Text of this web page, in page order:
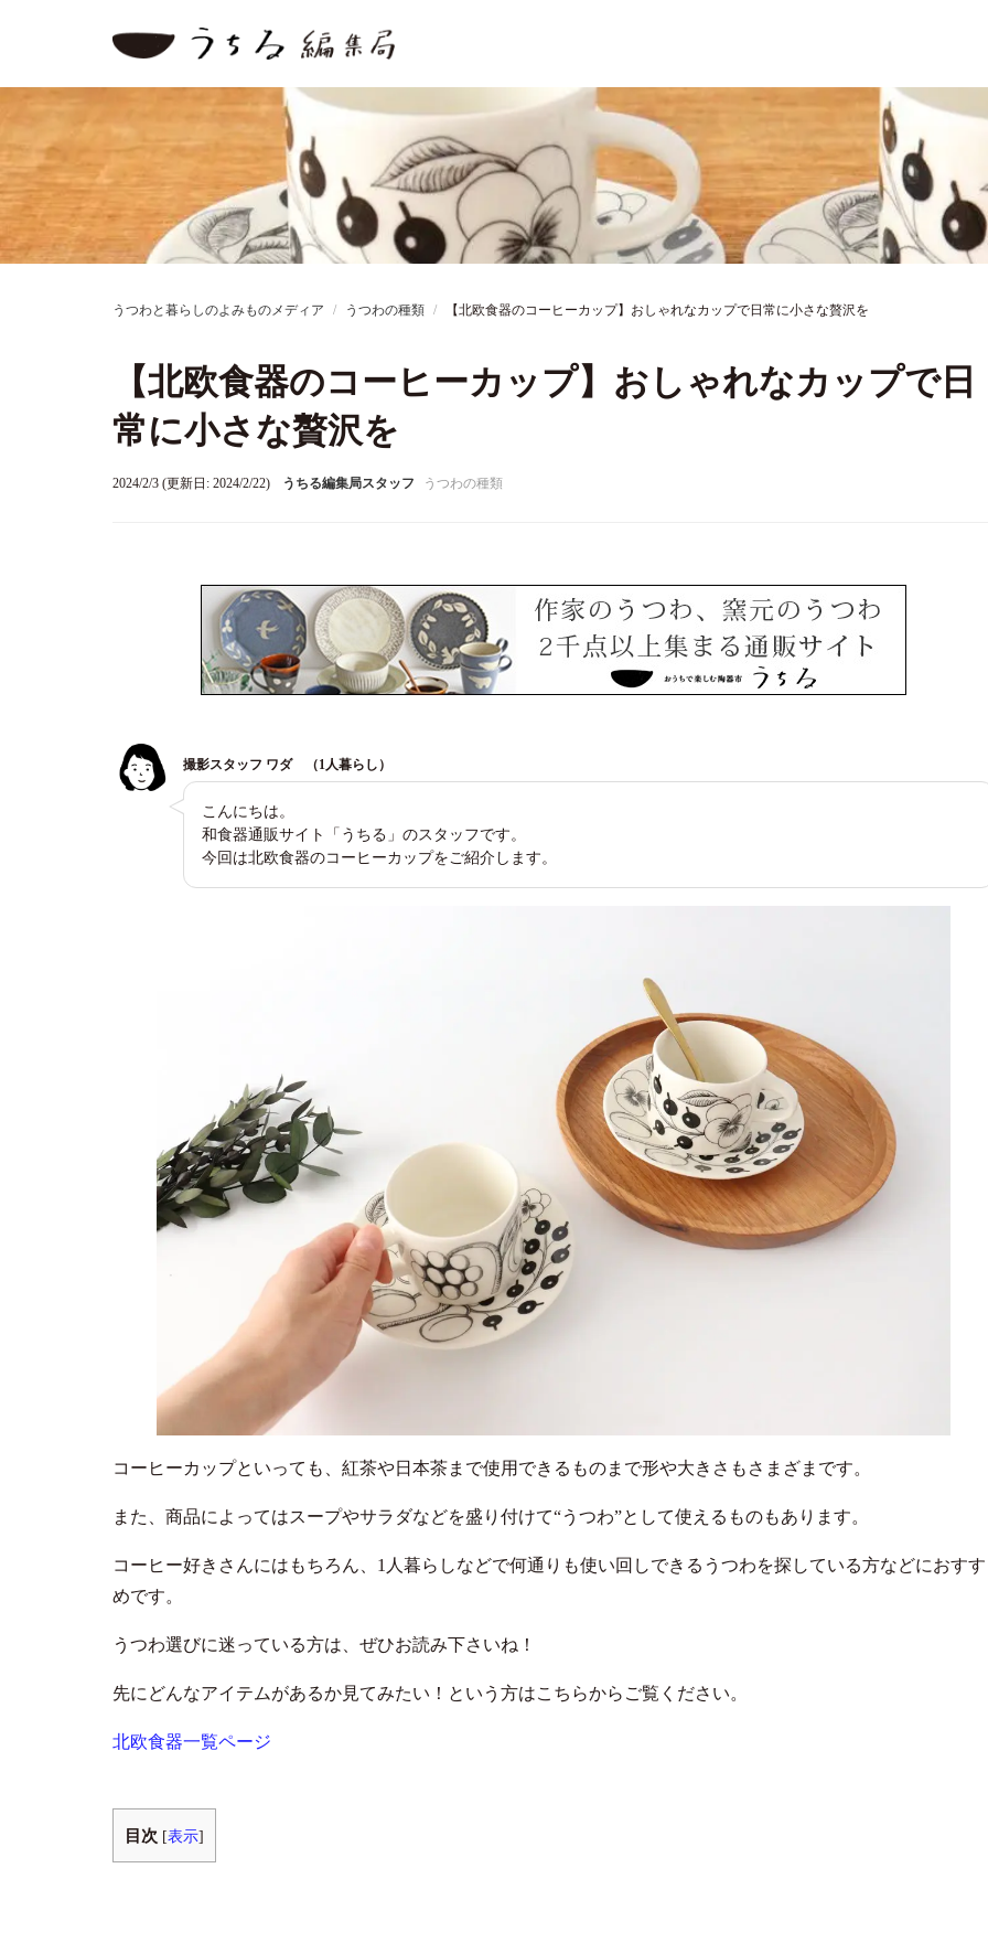
うつわと暮らしのよみものメディア うつわの種類 【北欧食器のコーヒーカップ】おしゃれなカップで日常に小さな贅沢を
【北欧食器のコーヒーカップ】おしゃれなカップで日
常に小さな贅沢を
2024/2/3 (更新日: 2024/2/22) うちる編集局スタッフ うつわの種類
撮影スタッフ ワダ （1人暮らし）
こんにちは。
和食器通販サイト「うちる」のスタッフです。
今回は北欧食器のコーヒーカップをご紹介します。
コーヒーカップといっても、紅茶や日本茶まで使用できるものまで形や大きさもさまざまです。
また、商品によってはスープやサラダなどを盛り付けて“うつわ”として使えるものもあります。
コーヒー好きさんにはもちろん、1人暮らしなどで何通りも使い回しできるうつわを探している方などにおすす
めです。
うつわ選びに迷っている方は、ぜひお読み下さいね！
先にどんなアイテムがあるか見てみたい！という方はこちらからご覧ください。
北欧食器一覧ページ
目次 [表示]